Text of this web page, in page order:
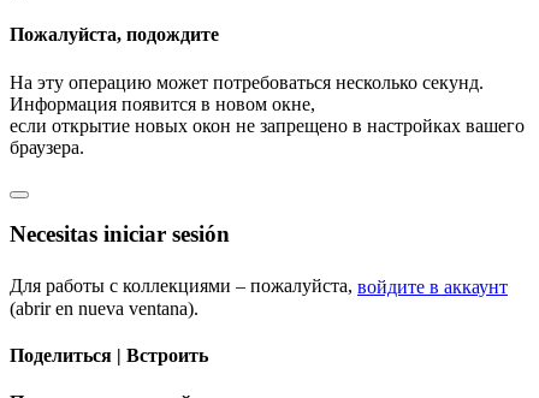
Пожалуйста, подождите
На эту операцию может потребоваться несколько секунд.
Информация появится в новом окне,
если открытие новых окон не запрещено в настройках вашего
браузера.
Necesitas iniciar sesión
Для работы с коллекциями – пожалуйста, войдите в аккаунт
(abrir en nueva ventana).
Поделиться | Встроить